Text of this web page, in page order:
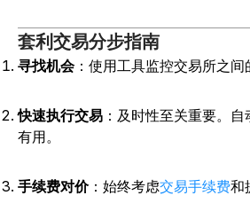
套利交易分步指南
寻找机会：使用工具监控交易所之间
快速执行交易 ：及时性至关重要。
有用。
手续费对价：始终考虑交易手续费和